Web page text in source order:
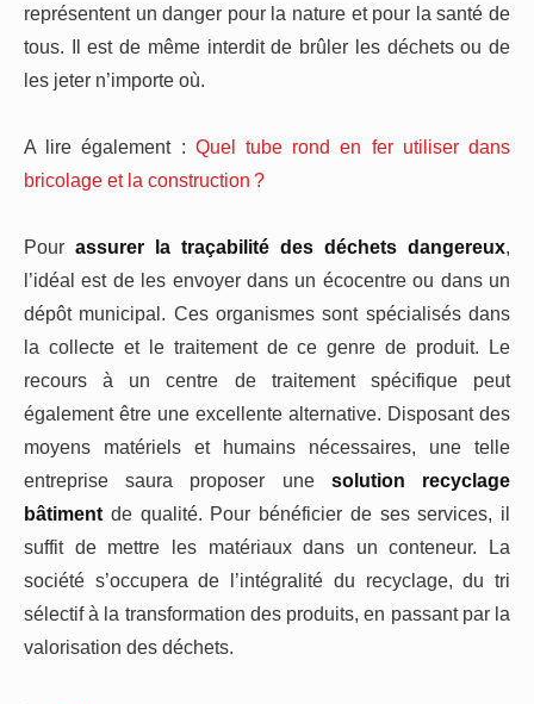
représentent un danger pour la nature et pour la santé de
tous. Il est de même interdit de brûler les déchets ou de
les jeter n’importe où.
A lire également : Quel tube rond en fer utiliser dans
bricolage et la construction ?
Pour assurer la traçabilité des déchets dangereux,
l’idéal est de les envoyer dans un écocentre ou dans un
dépôt municipal. Ces organismes sont spécialisés dans
la collecte et le traitement de ce genre de produit. Le
recours à un centre de traitement spécifique peut
également être une excellente alternative. Disposant des
moyens matériels et humains nécessaires, une telle
entreprise saura proposer une solution recyclage
bâtiment de qualité. Pour bénéficier de ses services, il
suffit de mettre les matériaux dans un conteneur. La
société s’occupera de l’intégralité du recyclage, du tri
sélectif à la transformation des produits, en passant par la
valorisation des déchets.